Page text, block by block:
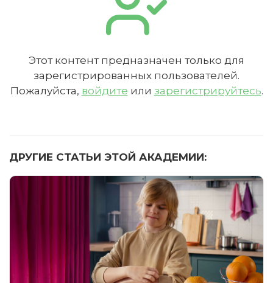
Этот контент предназначен только для
зарегистрированных пользователей.
Пожалуйста, войдите или зарегистрируйтесь.
ДРУГИЕ СТАТЬИ ЭТОЙ АКАДЕМИИ: